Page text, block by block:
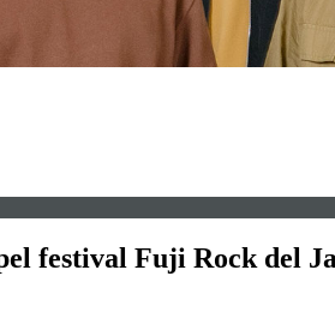
festival Fuji Rock del